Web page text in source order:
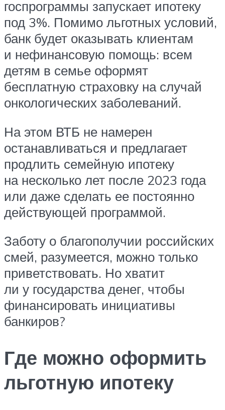
госпрограммы запускает ипотеку
под 3%. Помимо льготных условий,
банк будет оказывать клиентам
и нефинансовую помощь: всем
детям в семье оформят
бесплатную страховку на случай
онкологических заболеваний.
На этом ВТБ не намерен
останавливаться и предлагает
продлить семейную ипотеку
на несколько лет после 2023 года
или даже сделать ее постоянно
действующей программой.
Заботу о благополучии российских
смей, разумеется, можно только
приветствовать. Но хватит
ли у государства денег, чтобы
финансировать инициативы
банкиров?
Где можно оформить
льготную ипотеку